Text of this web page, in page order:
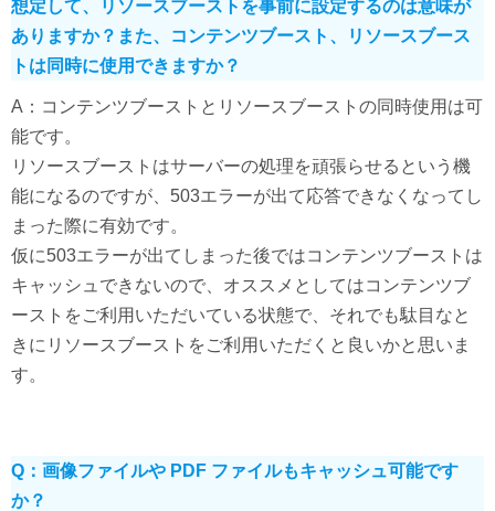
想定して、リソースブーストを事前に設定するのは意味が
ありますか？また、コンテンツブースト、リソースブース
トは同時に使用できますか？
A：コンテンツブーストとリソースブーストの同時使用は可
能です。
リソースブーストはサーバーの処理を頑張らせるという機
能になるのですが、503エラーが出て応答できなくなってし
まった際に有効です。
仮に503エラーが出てしまった後ではコンテンツブーストは
キャッシュできないので、オススメとしてはコンテンツブ
ーストをご利用いただいている状態で、それでも駄目なと
きにリソースブーストをご利用いただくと良いかと思いま
す。
Q：画像ファイルや PDF ファイルもキャッシュ可能です
か？